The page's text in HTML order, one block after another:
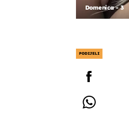
Domenica - 3
PODIJELI